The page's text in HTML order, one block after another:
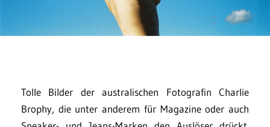
Tolle Bilder der australischen Fotografin Charlie
Brophy, die unter anderem für Magazine oder auch